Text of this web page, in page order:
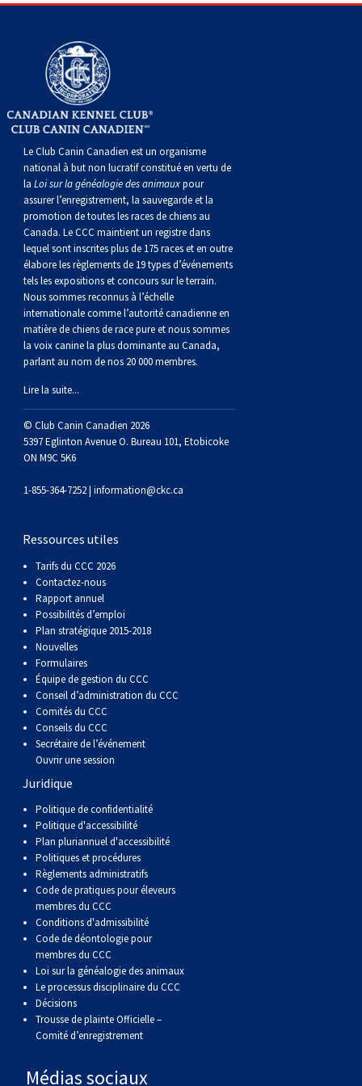
Corgi gallois (Cardigan)
Corgi gallois (Pembroke)
Pumi
Lapphund suédois
Rhodesian ridgeback
Lévrier persan
Shikoku
Whippet
Chien nu du Pérou (Perro Sin Pelo Del Peru)
Épagneul des champs
Épagneul français
Épagneul d’eau irlandais
Épagneul Sussex
Épagneul springer gallois
Spinone italiano
Vizsla à poil lisse
Vizsla à poil dur
Terrier wheaten à poil doux
Bull terrier du Staffordshire
Terrier gallois
Terrier blanc du West Highland
Mâtin napolitain
Terre-Neuve
Chien d’eau portugais
Rottweiler
Samoyède
Schnauzer (géant)
Schnauzer (standard)
Husky sibérien
Dogue du Tibet
Laika de lakoutie
Le Club Canin Canadien est un organisme
national à but non lucratif constitué en vertu de
la Loi sur la généalogie des animauxpour
assurer l’enregistrement, la sauvegarde et la
promotion de toutes les races de chiens au
Canada. Le CCC maintient un registre dans
lequel sont inscrites plus de 175 races et en outre
élabore les règlements de 19 types d’événements
tels les expositions et concours sur le terrain.
Nous sommes reconnus à l’échelle
internationale comme l’autorité canadienne en
matière de chiens de race pure et nous sommes
la voix canine la plus dominante au Canada,
parlant au nom de nos 20 000 membres.
Lire la suite...
© Club Canin Canadien 2026
5397 Eglinton Avenue O. Bureau 101, Etobicoke
ON M9C 5K6
1-855-364-7252 | information@ckc.ca
Ressources utiles
Tarifs du CCC 2026
Contactez-nous
Rapport annuel
Possibilités d’emploi
Plan stratégique 2015-2018
Nouvelles
Formulaires
Équipe de gestion du CCC
Conseil d’administration du CCC
Comités du CCC
Conseils du CCC
Secrétaire de l’événement
Ouvrir une session
Juridique
Politique de confidentialité
Politique d'accessibilité
Plan pluriannuel d'accessibilité
Politiques et procédures
Règlements administratifs
Code de pratiques pour éleveurs
membres du CCC
Conditions d'admissibilité
Code de déontologie pour
membres du CCC
Loi sur la généalogie des animaux
Le processus disciplinaire du CCC
Décisions
Trousse de plainte Officielle –
Comité d’enregistrement
Médias sociaux